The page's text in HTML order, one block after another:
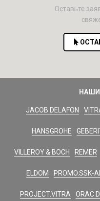
Оставьте
JACOB DELAFON
HANSGROHE
VILLEROY & BOCH REMER
ELDOM PROMO.SSK-
PROJECT.VITRA ORAC